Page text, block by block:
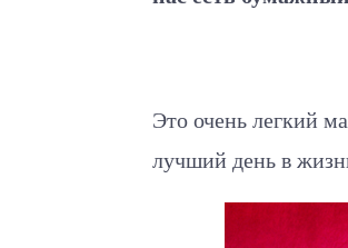
Это очень легкий
лучший день в